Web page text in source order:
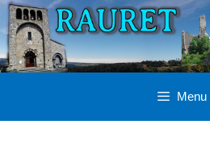
Aller
au
contenu
Menu